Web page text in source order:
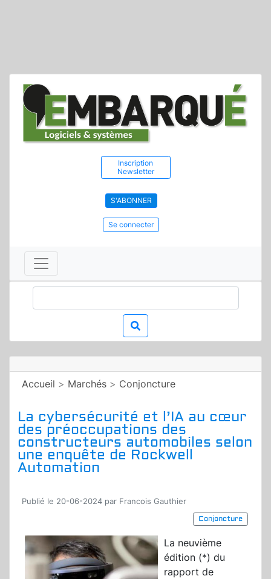
Inscription
Newsletter
S'ABONNER
Se connecter
Accueil > Marchés > Conjoncture
La cybersécurité et l’IA au cœur
des préoccupations des
constructeurs automobiles selon
une enquête de Rockwell
Automation
Publié le 20-06-2024 par Francois Gauthier
Conjoncture
La neuvième
édition (*) du
rapport de